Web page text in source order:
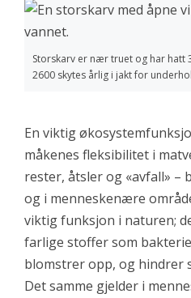
Storskarv er nær truet og har hatt
2600 skytes årlig i jakt for
En viktig
måkenes fleksibilitet i
rester, åtsler og «avfall» –
og i menneskenære
viktig funksjon i naturen;
farlige stoffer som
blomstrer opp, og hindrer
Det samme gjelder i